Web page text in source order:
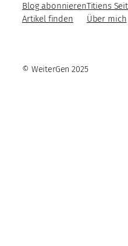
Blog abonnieren
Artikel finden
Titiens
Über mich
© WeiterGen 2025